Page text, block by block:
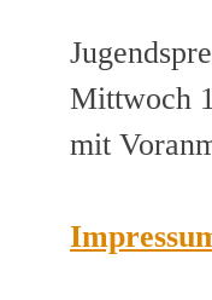
Mittwoch
mit